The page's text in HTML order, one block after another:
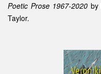
Poetic Prose 1967-2020 by
Taylor.